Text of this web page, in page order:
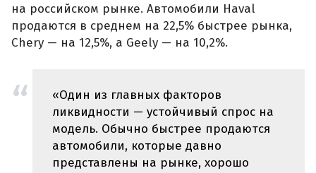
на российском рынке. Автомобили Haval
продаются в среднем на 22,5% быстрее рынка,
Chery — на 12,5%, а Geely — на 10,2%.
«Один из главных факторов
ликвидности — устойчивый спрос на
модель. Обычно быстрее продаются
автомобили, которые давно
представлены на рынке, хорошо